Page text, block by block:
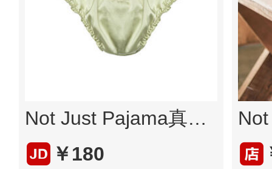
Not Just Pajama真丝内裤多色可选性感桑蚕丝提臀女低腰三角裤 珍珠白 S 否
￥180